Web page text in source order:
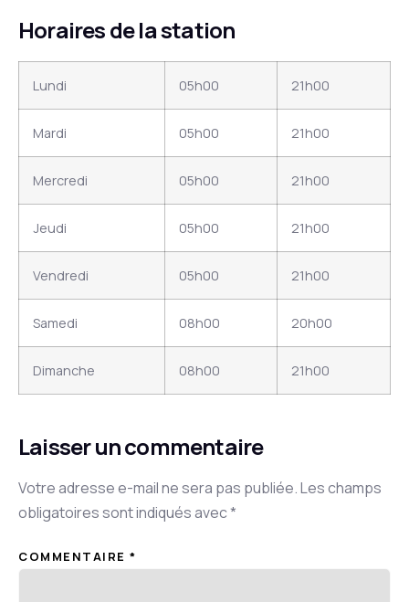
Horaires de la station
Lundi 05h00 21h00
Mardi 05h00 21h00
Mercredi 05h00 21h00
Jeudi 05h00 21h00
Vendredi 05h00 21h00
Samedi 08h00 20h00
Dimanche 08h00 21h00
Laisser un commentaire
Votre adresse e-mail ne sera pas publiée.Les champs
obligatoires sont indiqués avec*
COMMENTAIRE *